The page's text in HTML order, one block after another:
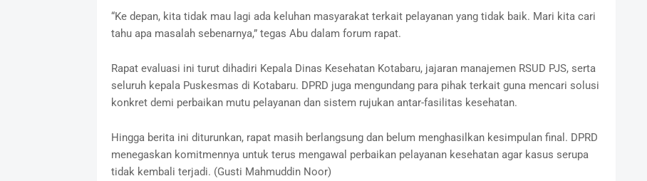
“Ke depan, kita tidak mau lagi ada keluhan masyarakat terkait pelayanan yang tidak baik. Mari kita cari
tahu apa masalah sebenarnya,” tegas Abu dalam forum rapat.
Rapat evaluasi ini turut dihadiri Kepala Dinas Kesehatan Kotabaru, jajaran manajemen RSUD PJS, serta
seluruh kepala Puskesmas di Kotabaru. DPRD juga mengundang para pihak terkait guna mencari solusi
konkret demi perbaikan mutu pelayanan dan sistem rujukan antar-fasilitas kesehatan.
Hingga berita ini diturunkan, rapat masih berlangsung dan belum menghasilkan kesimpulan final. DPRD
menegaskan komitmennya untuk terus mengawal perbaikan pelayanan kesehatan agar kasus serupa
tidak kembali terjadi. (Gusti Mahmuddin Noor)